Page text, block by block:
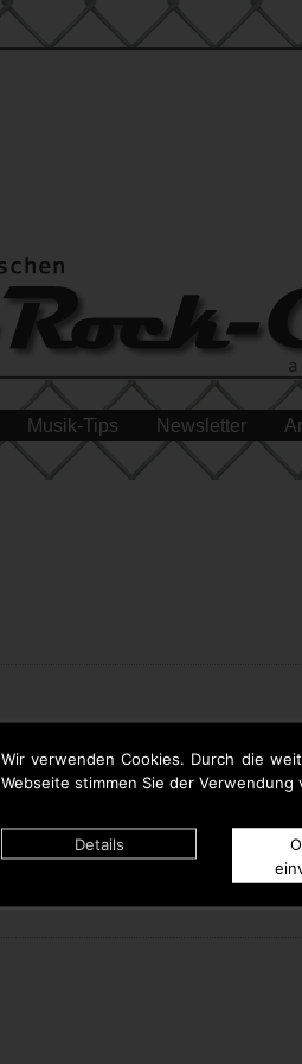
Wir verwenden Cookies. Durch die
Webseite stimmen Sie der Verwendung
Details
Musik-Tips Newsletter